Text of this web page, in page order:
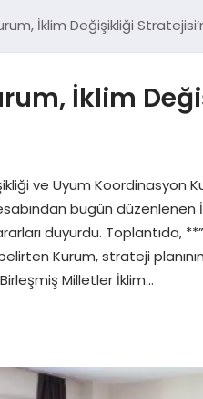
İklim Değişikliği
İklim
ve Uyum Koordinasyon
bugün düzenlenen
duyurdu. Toplantıda,
Kurum, strateji
Milletler İklim…